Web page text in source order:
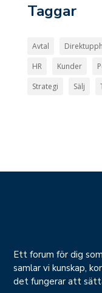
Taggar
Avtal
HR
Kunder
Strategi
Sälj
Ett forum för dig
samlar vi kunskap,
det fungerar att